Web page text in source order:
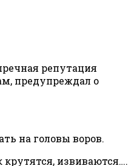
репутация
предупреждал о
на головы воров.
крутятся, извиваются….